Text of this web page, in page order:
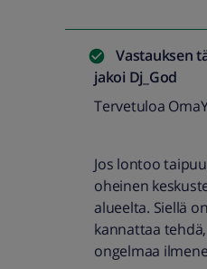
Vastauksen
jakoi Dj_God
Tervetuloa
Jos lontoo
oheinen
alueelta. Siellä
kannattaa
ongelmaa